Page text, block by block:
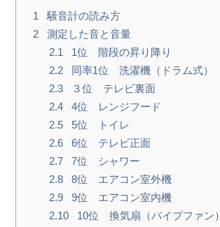
1
騒音計の読み方
2
測定した音と音量
2.1
1位 階段の昇り降り
2.2
同率1位 洗濯機（ドラム式）
2.3
３位 テレビ裏面
2.4
4位 レンジフード
2.5
5位 トイレ
2.6
6位 テレビ正面
2.7
7位 シャワー
2.8
8位 エアコン室外機
2.9
9位 エアコン室内機
2.10
10位 換気扇（パイプファン）